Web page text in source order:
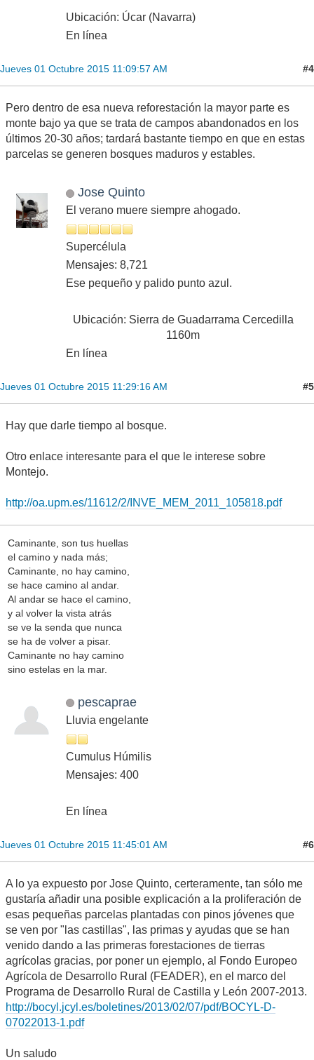
Ubicación: Úcar (Navarra)
En línea
Jueves 01 Octubre 2015 11:09:57 AM #4
Pero dentro de esa nueva reforestación la mayor parte es
monte bajo ya que se trata de campos abandonados en los
últimos 20-30 años; tardará bastante tiempo en que en estas
parcelas se generen bosques maduros y estables.
Jose Quinto
El verano muere siempre ahogado.
Supercélula
Mensajes: 8,721
Ese pequeño y palido punto azul.
Ubicación: Sierra de Guadarrama Cercedilla
1160m
En línea
Jueves 01 Octubre 2015 11:29:16 AM #5
Hay que darle tiempo al bosque.
Otro enlace interesante para el que le interese sobre
Montejo.
http://oa.upm.es/11612/2/INVE_MEM_2011_105818.pdf
Caminante, son tus huellas
el camino y nada más;
Caminante, no hay camino,
se hace camino al andar.
Al andar se hace el camino,
y al volver la vista atrás
se ve la senda que nunca
se ha de volver a pisar.
Caminante no hay camino
sino estelas en la mar.
pescaprae
Lluvia engelante
Cumulus Húmilis
Mensajes: 400
En línea
Jueves 01 Octubre 2015 11:45:01 AM #6
A lo ya expuesto por Jose Quinto, certeramente, tan sólo me
gustaría añadir una posible explicación a la proliferación de
esas pequeñas parcelas plantadas con pinos jóvenes que
se ven por "las castillas", las primas y ayudas que se han
venido dando a las primeras forestaciones de tierras
agrícolas gracias, por poner un ejemplo, al Fondo Europeo
Agrícola de Desarrollo Rural (FEADER), en el marco del
Programa de Desarrollo Rural de Castilla y León 2007-2013.
http://bocyl.jcyl.es/boletines/2013/02/07/pdf/BOCYL-D-
07022013-1.pdf
Un saludo